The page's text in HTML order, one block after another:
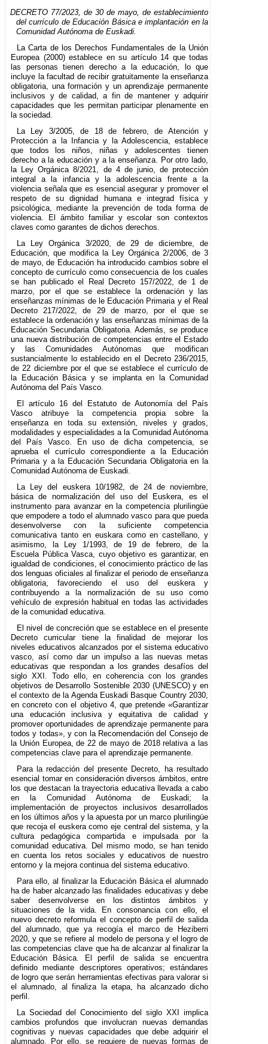
DECRETO 77/2023, de 30 de mayo, de establecimiento
del currículo de Educación Básica e implantación en la
Comunidad Autónoma de Euskadi.
La Carta de los Derechos Fundamentales de la Unión
Europea (2000) establece en su artículo 14 que todas
las personas tienen derecho a la educación, lo que
incluye la facultad de recibir gratuitamente la enseñanza
obligatoria, una formación y un aprendizaje permanente
inclusivos y de calidad, a fin de mantener y adquirir
capacidades que les permitan participar plenamente en
la sociedad.
La Ley 3/2005, de 18 de febrero, de Atención y
Protección a la Infancia y la Adolescencia, establece
que todos los niños, niñas y adolescentes tienen
derecho a la educación y a la enseñanza. Por otro lado,
la Ley Orgánica 8/2021, de 4 de junio, de protección
integral a la infancia y la adolescencia frente a la
violencia señala que es esencial asegurar y promover el
respeto de su dignidad humana e integrad física y
psicológica, mediante la prevención de toda forma de
violencia. El ámbito familiar y escolar son contextos
claves como garantes de dichos derechos.
La Ley Orgánica 3/2020, de 29 de diciembre, de
Educación, que modifica la Ley Orgánica 2/2006, de 3
de mayo, de Educación ha introducido cambios sobre el
concepto de currículo como consecuencia de los cuales
se han publicado el Real Decreto 157/2022, de 1 de
marzo, por el que se establece la ordenación y las
enseñanzas mínimas de le Educación Primaria y el Real
Decreto 217/2022, de 29 de marzo, por el que se
establece la ordenación y las enseñanzas mínimas de la
Educación Secundaria Obligatoria. Además, se produce
una nueva distribución de competencias entre el Estado
y las Comunidades Autónomas que modifican
sustancialmente lo establecido en el Decreto 236/2015,
de 22 diciembre por el que se establece el currículo de
la Educación Básica y se implanta en la Comunidad
Autónoma del País Vasco.
El artículo 16 del Estatuto de Autonomía del País
Vasco atribuye la competencia propia sobre la
enseñanza en toda su extensión, niveles y grados,
modalidades y especialidades a la Comunidad Autónoma
del País Vasco. En uso de dicha competencia, se
aprueba el currículo correspondiente a la Educación
Primaria y a la Educación Secundaria Obligatoria en la
Comunidad Autónoma de Euskadi.
La Ley del euskera 10/1982, de 24 de noviembre,
básica de normalización del uso del Euskera, es el
instrumento para avanzar en la competencia plurilingüe
que empodere a todo el alumnado vasco para que pueda
desenvolverse con la suficiente competencia
comunicativa tanto en euskara como en castellano, y
asimismo, la Ley 1/1993, de 19 de febrero, de la
Escuela Pública Vasca, cuyo objetivo es garantizar, en
igualdad de condiciones, el conocimiento práctico de las
dos lenguas oficiales al finalizar el periodo de enseñanza
obligatoria, favoreciendo el uso del euskera y
contribuyendo a la normalización de su uso como
vehículo de expresión habitual en todas las actividades
de la comunidad educativa.
El nivel de concreción que se establece en el presente
Decreto curricular tiene la finalidad de mejorar los
niveles educativos alcanzados por el sistema educativo
vasco, así como dar un impulso a las nuevas metas
educativas que respondan a los grandes desafíos del
siglo XXI. Todo ello, en coherencia con los grandes
objetivos de Desarrollo Sostenible 2030 (UNESCO) y en
el contexto de la Agenda Euskadi Basque Country 2030,
en concreto con el objetivo 4, que pretende «Garantizar
una educación inclusiva y equitativa de calidad y
promover oportunidades de aprendizaje permanente para
todos y todas», y con la Recomendación del Consejo de
la Unión Europea, de 22 de mayo de 2018 relativa a las
competencias clave para el aprendizaje permanente.
Para la redacción del presente Decreto, ha resultado
esencial tomar en consideración diversos ámbitos, entre
los que destacan la trayectoria educativa llevada a cabo
en la Comunidad Autónoma de Euskadi; la
implementación de proyectos inclusivos desarrollados
en los últimos años y la apuesta por un marco plurilingüe
que recoja el euskera como eje central del sistema, y la
cultura pedagógica compartida e impulsada por la
comunidad educativa. Del mismo modo, se han tenido
en cuenta los retos sociales y educativos de nuestro
entorno y la mejora continua del sistema educativo.
Para ello, al finalizar la Educación Básica el alumnado
ha de haber alcanzado las finalidades educativas y debe
saber desenvolverse en los distintos ámbitos y
situaciones de la vida. En consonancia con ello, el
nuevo decreto reformula el concepto de perfil de salida
del alumnado, que ya recogía el marco de Heziberri
2020, y que se refiere al modelo de persona y el logro de
las competencias clave que ha de alcanzar al finalizar la
Educación Básica. El perfil de salida se encuentra
definido mediante descriptores operativos; estándares
de logro que serán herramientas efectivas para valorar si
el alumnado, al finaliza la etapa, ha alcanzado dicho
perfil.
La Sociedad del Conocimiento del siglo XXI implica
cambios profundos que involucran nuevas demandas
cognitivas y nuevas capacidades que debe adquirir el
alumnado. Por ello, se requiere de nuevas formas de